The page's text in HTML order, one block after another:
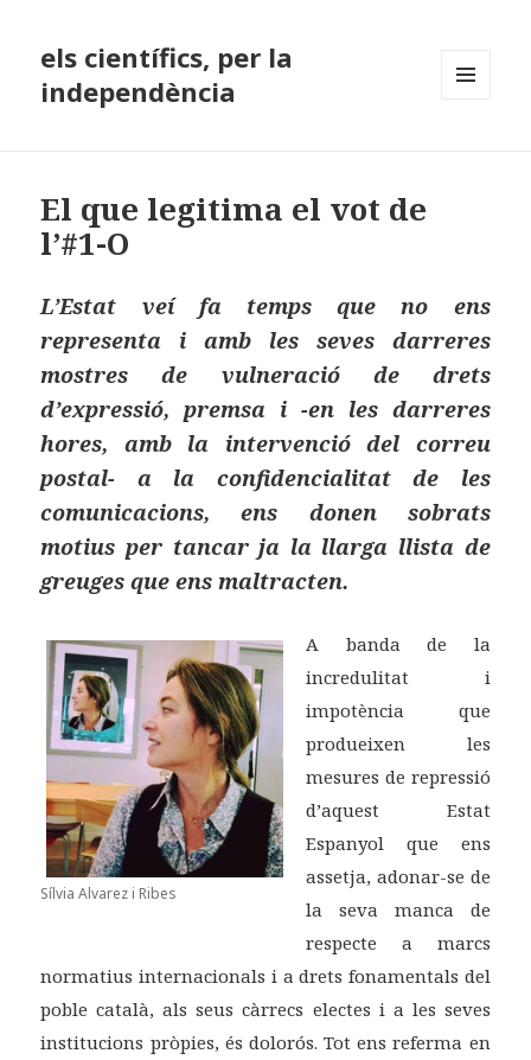
els científics, per la
independència
El que legitima el vot de
l’#1-O
L’Estat veí fa temps que no ens
representa i amb les seves darreres
mostres de vulneració de drets
d’expressió, premsa i -en les darreres
hores, amb la intervenció del correu
postal- a la confidencialitat de les
comunicacions, ens donen sobrats
motius per tancar ja la llarga llista de
greuges que ens maltracten.
Sílvia Alvarez i Ribes
A banda de la
incredulitat i
impotència que
produeixen les
mesures de repressió
d’aquest Estat
Espanyol que ens
assetja, adonar-se de
la seva manca de
respecte a marcs
normatius internacionals i a drets fonamentals del
poble català, als seus càrrecs electes i a les seves
institucions pròpies, és dolorós. Tot ens referma en